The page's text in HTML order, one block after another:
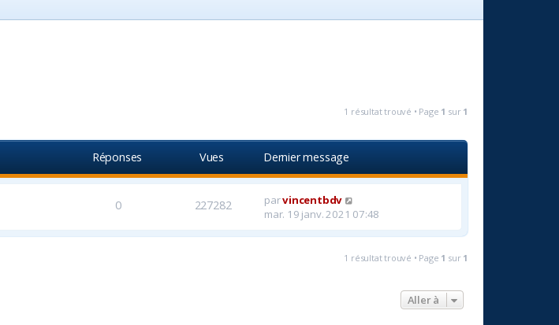
1 résultat trouvé • Page 1 sur 1
Réponses Vues Dernier message
0 227282 parvincentbdv
mar. 19 janv. 2021 07:48
1 résultat trouvé • Page 1 sur 1
Aller à